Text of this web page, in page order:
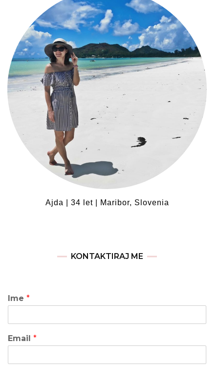
Ajda | 34 let | Maribor, Slovenia
KONTAKTIRAJ ME
Ime *
Email *